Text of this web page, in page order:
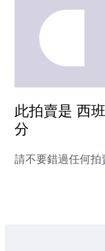
此拍賣是 西
分
請不要錯過任何拍